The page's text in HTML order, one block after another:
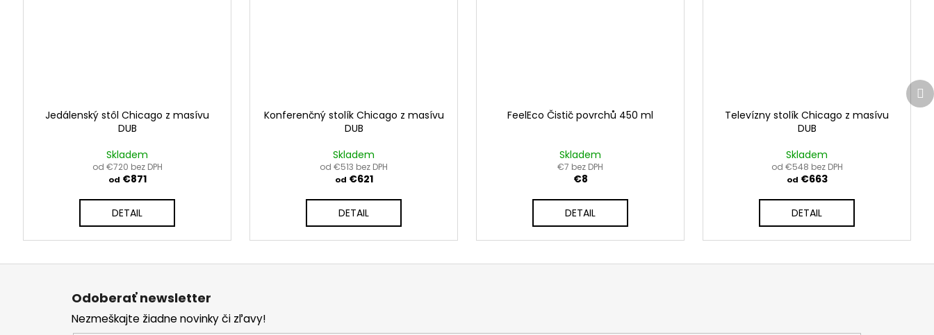
Jedálenský stôl Chicago z masívu
DUB
Skladem
od €720 bez DPH
od €871
DETAIL
Konferenčný stolík Chicago z masívu
DUB
Skladem
od €513 bez DPH
od €621
DETAIL
FeelEco Čistič povrchů 450 ml
Skladem
€7 bez DPH
€8
DETAIL
Televízny stolík Chicago z masívu
DUB
Skladem
od €548 bez DPH
od €663
DETAIL
Z
Odoberať newsletter
Nezmeškajte žiadne novinky či zľavy!